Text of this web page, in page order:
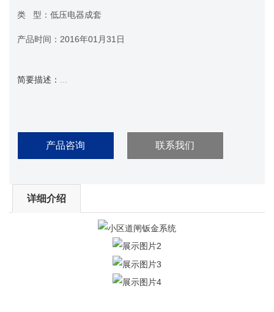
类 型： 低压电器成套
产品时间： 2016年01月31日
简要描述：
产品咨询 联系我们
详细介绍